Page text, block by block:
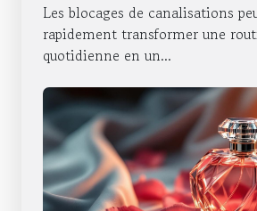
Les blocages de canalisations
rapidement transformer une
quotidienne en un...